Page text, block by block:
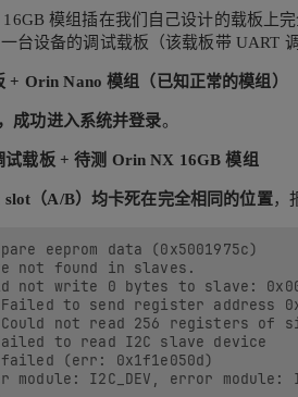
模组插在我们自己设计的载板上
台设备的调试载板（该载板带 UART
+ Orin Nano 模组（已知正常的模组）
成功进入系统并登录。
试载板 + 待测 Orin NX 16GB 模组
slot（A/B）均卡死在完全相同的位置，
eeprom data (0x5001975c)
not found in slaves.
not write 0 bytes to slave:
Failed to send register address
Could not read 256 registers of
to read I2C slave device
failed (err: 0x1f1e050d)
module: I2C_DEV, error